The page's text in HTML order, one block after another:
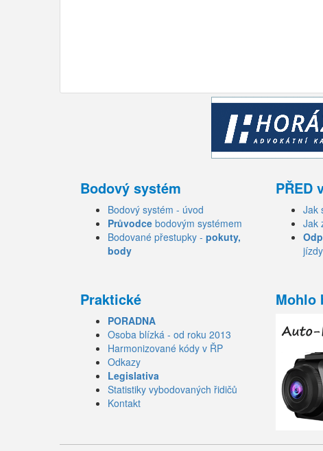
Bodový systém
Bodový systém - úvod
Průvodce bodovým systémem
Bodované přestupky - pokuty,
body
PŘED
Jak
Jak
jízdy
Praktické
PORADNA
Osoba blízká - od roku 2013
Harmonizované kódy v ŘP
Odkazy
Legislativa
Statistiky vybodovaných řidičů
Kontakt
Mohlo